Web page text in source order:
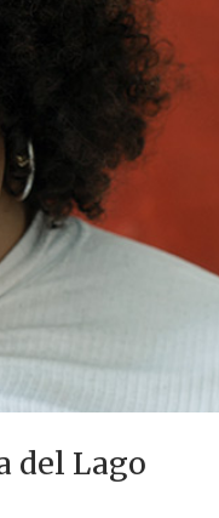
del Lago